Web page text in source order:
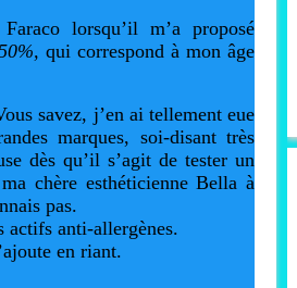
lorsqu’il m’a proposé
qui correspond à mon âge
savez, j’en ai tellement eue
marques, soi-disant très
dès qu’il s’agit de tester un
chère esthéticienne Bella à
pas.
actifs anti-allergènes.
en riant.